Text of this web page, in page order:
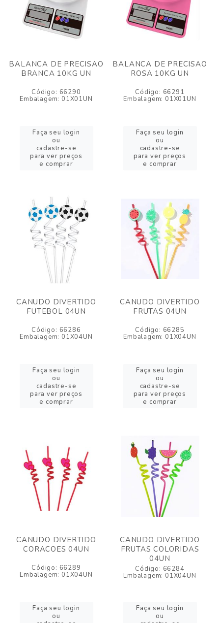
BALANCA DE PRECISAO
BRANCA 10KG UN
Código: 66290
Embalagem: 01X01UN
Faça seu login
ou
cadastre-se
para ver preços
e comprar
BALANCA DE PRECISAO
ROSA 10KG UN
Código: 66291
Embalagem: 01X01UN
Faça seu login
ou
cadastre-se
para ver preços
e comprar
CANUDO DIVERTIDO
FUTEBOL 04UN
Código: 66286
Embalagem: 01X04UN
Faça seu login
ou
cadastre-se
para ver preços
e comprar
CANUDO DIVERTIDO
FRUTAS 04UN
Código: 66285
Embalagem: 01X04UN
Faça seu login
ou
cadastre-se
para ver preços
e comprar
CANUDO DIVERTIDO
CORACOES 04UN
Código: 66289
Embalagem: 01X04UN
Faça seu login
ou
CANUDO DIVERTIDO
FRUTAS COLORIDAS
04UN
Código: 66284
Embalagem: 01X04UN
Faça seu login
ou